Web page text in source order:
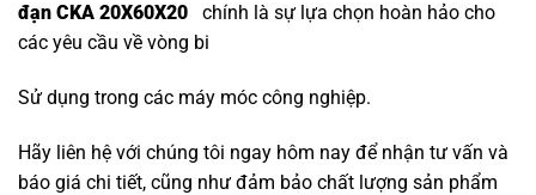
đạn CKA 20X60X20
chính là sự lựa chọn hoàn hảo cho
các yêu cầu về vòng bi
Sử dụng trong các máy móc công nghiệp.
Hãy liên hệ với chúng tôi ngay hôm nay để nhận tư vấn và
báo giá chi tiết, cũng như đảm bảo chất lượng sản phẩm